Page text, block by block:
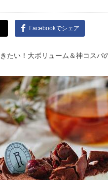
Facebookでシェア
たい！大ボリューム＆神コスパ